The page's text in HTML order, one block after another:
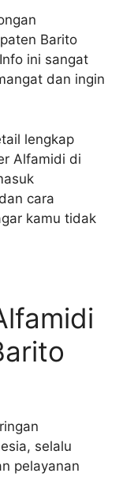
Barito
ini sangat
dan ingin
lengkap
Alfamidi di
cara
kamu tidak
selalu
pelayanan